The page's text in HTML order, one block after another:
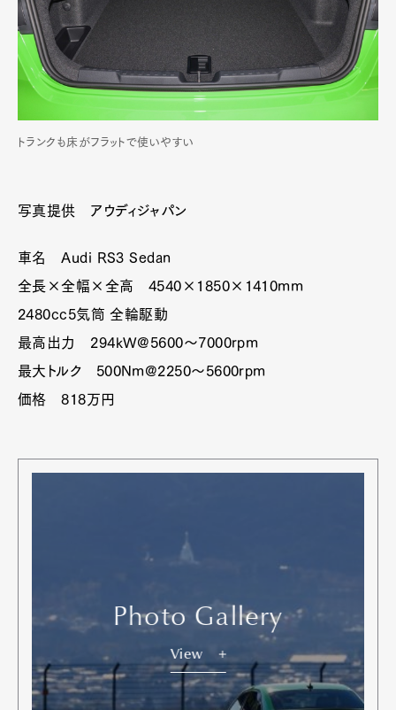
トランクも床がフラットで使いやすい
写真提供 アウディジャパン
車名 Audi RS3 Sedan
全長×全幅×全高 4540×1850×1410mm
2480cc5気筒 全輪駆動
最高出力 294kW@5600〜7000rpm
最大トルク 500Nm@2250〜5600rpm
価格 818万円
Photo Gallery
View